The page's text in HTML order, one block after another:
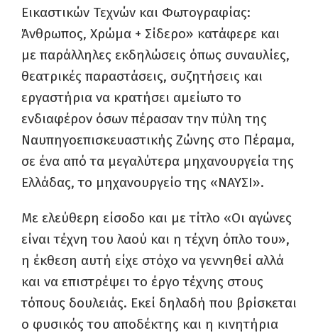
Εικαστικών Τεχνών και Φωτογραφίας:
Άνθρωπος, Χρώμα + Σίδερο» κατάφερε και
με παράλληλες εκδηλώσεις όπως συναυλίες,
θεατρικές παραστάσεις, συζητήσεις και
εργαστήρια να κρατήσει αμείωτο το
ενδιαφέρον όσων πέρασαν την πύλη της
Ναυπηγοεπισκευαστικής Ζώνης στο Πέραμα,
σε ένα από τα μεγαλύτερα μηχανουργεία της
Ελλάδας, το μηχανουργείο της «ΝΑΥΣΙ».
Με ελεύθερη είσοδο και με τίτλο «Οι αγώνες
είναι τέχνη του λαού και η τέχνη όπλο του»,
η έκθεση αυτή είχε στόχο να γεννηθεί αλλά
και να επιστρέψει το έργο τέχνης στους
τόπους δουλειάς. Εκεί δηλαδή που βρίσκεται
ο φυσικός του αποδέκτης και η κινητήρια